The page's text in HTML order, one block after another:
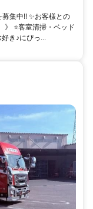
集中!! ✨お客様との
⭐客室清掃・ベッド
き♪にぴっ...